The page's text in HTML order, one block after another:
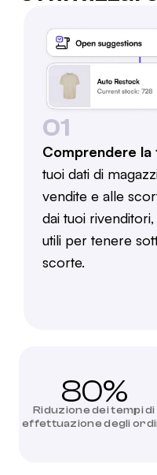
01
Comprendere
tuoi dati di
vendite e alle
dai tuoi
utili per tenere
scorte.
80%
Riduzione dei tempi di
effettuazione degli